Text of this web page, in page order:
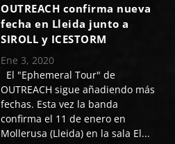
OUTREACH confirma nueva
fecha en Lleida junto a
SIROLL y ICESTORM
Ene 3, 2020
El "Ephemeral Tour" de
OUTREACH sigue añadiendo más
fechas. Esta vez la banda
confirma el 11 de enero en
Mollerusa (Lleida) en la sala El...